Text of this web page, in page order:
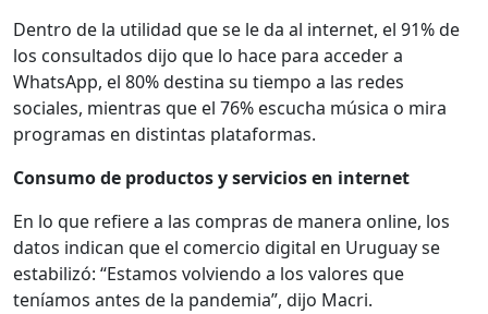
Dentro de la utilidad que se le da al internet, el 91% de
los consultados dijo que lo hace para acceder a
WhatsApp, el 80% destina su tiempo a las redes
sociales, mientras que el 76% escucha música o mira
programas en distintas plataformas.
Consumo de productos y servicios en internet
En lo que refiere a las compras de manera online, los
datos indican que el comercio digital en Uruguay se
estabilizó: “Estamos volviendo a los valores que
teníamos antes de la pandemia”, dijo Macri.